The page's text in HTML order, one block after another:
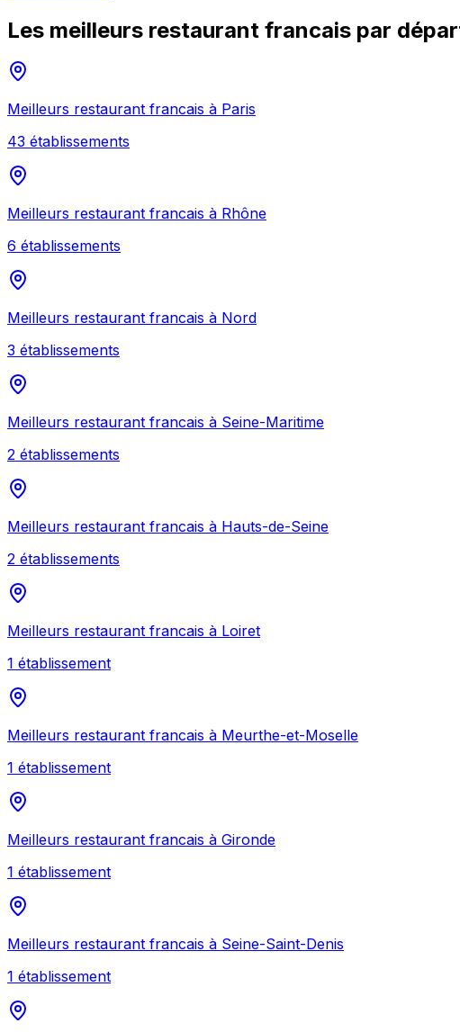
Les meilleurs restaurant francais par
Meilleurs restaurant francais à Paris
43 établissements
Meilleurs restaurant francais à Rhône
6 établissements
Meilleurs restaurant francais à Nord
3 établissements
Meilleurs restaurant francais à Seine-Maritime
2 établissements
Meilleurs restaurant francais à Hauts-de-Seine
2 établissements
Meilleurs restaurant francais à Loiret
1 établissement
Meilleurs restaurant francais à Meurthe-et-Moselle
1 établissement
Meilleurs restaurant francais à Gironde
1 établissement
Meilleurs restaurant francais à Seine-Saint-Denis
1 établissement